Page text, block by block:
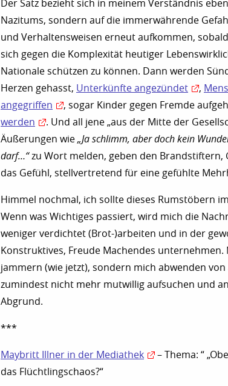
Der Satz bezieht sich in meinem Verständnis
Nazitums, sondern auf die immerwährende
und Verhaltensweisen erneut aufkommen,
sich gegen die Komplexität heutiger
Nationale schützen zu können. Dann werden
Herzen gehasst, Unterkünfte angezündet ,
angegriffen
, sogar Kinder gegen Fremde
werden
. Und all jene „aus der Mitte der
Äußerungen wie „Ja schlimm, aber doch kein
darf…“zu Wort melden, geben den Brandstiftern,
das Gefühl, stellvertretend für eine gefühlte
Himmel nochmal, ich sollte dieses Rumstöbern
Wenn was Wichtiges passiert, wird mich die
weniger verdichtet (Brot-)arbeiten und in der
Konstruktives, Freude Machendes
jammern (wie jetzt), sondern mich abwenden
zumindest nicht mehr mutwillig aufsuchen und
Abgrund.
***
Maybritt Illner in der Mediathek
– Thema: “
das Flüchtlingschaos?“